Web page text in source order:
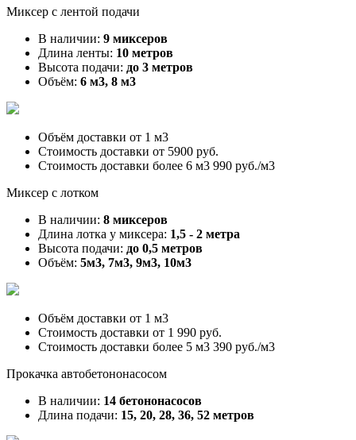
Миксер с лентой подачи
В наличии: 9 миксеров
Длина ленты: 10 метров
Высота подачи: до 3 метров
Объём: 6 м3, 8 м3
Объём доставки от 1 м3
Стоимость доставки от 5900 руб.
Стоимость доставки более 6 м3 990 руб./м3
Миксер с лотком
В наличии: 8 миксеров
Длина лотка у миксера: 1,5 - 2 метра
Высота подачи: до 0,5 метров
Объём: 5м3, 7м3, 9м3, 10м3
Объём доставки от 1 м3
Стоимость доставки от 1 990 руб.
Стоимость доставки более 5 м3 390 руб./м3
Прокачка автобетононасосом
В наличии: 14 бетононасосов
Длина подачи: 15, 20, 28, 36, 52 метров